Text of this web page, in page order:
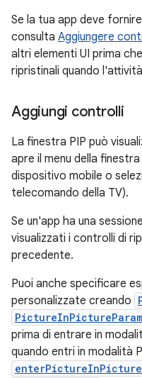
Se la tua app deve
consulta Aggiungere
altri elementi UI prima
ripristinali quando
Aggiungi controlli
La finestra PIP può
apre il menu della
dispositivo mobile o
telecomando della TV).
Se un'app ha una
visualizzati i controlli di
precedente.
Puoi anche specificare
personalizzate creando
prima di entrare in
quando entri in modalità